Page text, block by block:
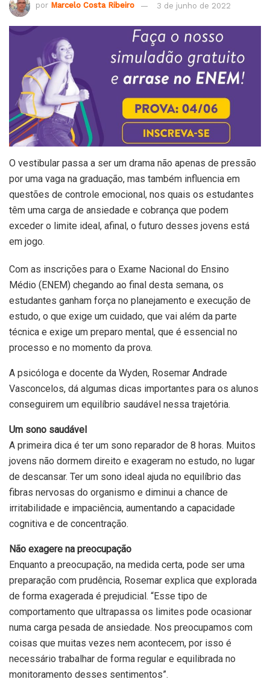
por Marcelo Costa Ribeiro 3 de junho de 2022
O vestibular passa a ser um drama não apenas de pressão
por uma vaga na graduação, mas também influencia em
questões de controle emocional, nos quais os estudantes
têm uma carga de ansiedade e cobrança que podem
exceder o limite ideal, afinal, o futuro desses jovens está
em jogo.
Com as inscrições para o Exame Nacional do Ensino
Médio (ENEM) chegando ao final desta semana, os
estudantes ganham força no planejamento e execução de
estudo, o que exige um cuidado, que vai além da parte
técnica e exige um preparo mental, que é essencial no
processo e no momento da prova.
A psicóloga e docente da Wyden, Rosemar Andrade
Vasconcelos, dá algumas dicas importantes para os alunos
conseguirem um equilíbrio saudável nessa trajetória.
Um sono saudável
A primeira dica é ter um sono reparador de 8 horas. Muitos
jovens não dormem direito e exageram no estudo, no lugar
de descansar. Ter um sono ideal ajuda no equilíbrio das
fibras nervosas do organismo e diminui a chance de
irritabilidade e impaciência, aumentando a capacidade
cognitiva e de concentração.
Não exagere na preocupação
Enquanto a preocupação, na medida certa, pode ser uma
preparação com prudência, Rosemar explica que explorada
de forma exagerada é prejudicial. “Esse tipo de
comportamento que ultrapassa os limites pode ocasionar
numa carga pesada de ansiedade. Nos preocupamos com
coisas que muitas vezes nem acontecem, por isso é
necessário trabalhar de forma regular e equilibrada no
monitoramento desses sentimentos”.